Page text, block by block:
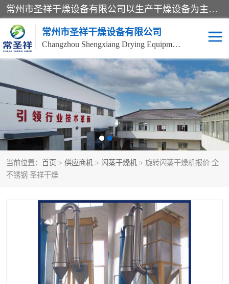
常州市圣祥干燥设备有限公司以生产干燥设备为主导产品，提供：干燥设备、干燥机、混合机、气流干燥机、烘箱、热风循环烘箱、沸腾干燥机、烘干机、喷雾干燥机等产品的生产、制造与销售服务。
常州市圣祥干燥设备有限公司
Changzhou Shengxiang Drying Equipment Co. , Ltd.
当前位置： 首页 > 供应商机 > 闪蒸干燥机 > 旋转闪蒸干燥机报价 全
不锈钢 圣祥干燥
单锥真空干燥机 双锥真空干燥机
气流干燥机 滚筒刮板干燥机
干燥机 闪蒸干燥机
桨叶干燥机 高速混合机
带式干燥机
单锥螺带真空干燥机 沸腾干燥机
方形圆形真空干燥机 真空耙式干燥机